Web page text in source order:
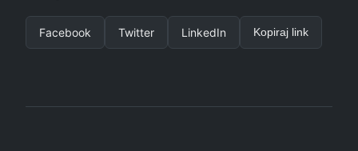
Facebook Twitter LinkedIn Kopiraj link